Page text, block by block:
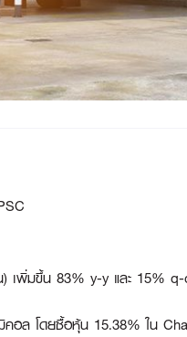
พิ่มขึ้น 83% y-y และ 15% q-
คอล โดยซื้อหุ้น 15.38% ใน